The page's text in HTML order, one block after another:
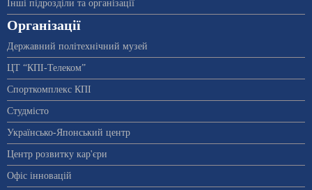
Інші підрозділи та організації
Організації
Державний політехнічний музей
ЦТ “КПІ-Телеком”
Спорткомплекс КПІ
Студмісто
Українсько-Японський центр
Центр розвитку кар'єри
Офіс інновацій